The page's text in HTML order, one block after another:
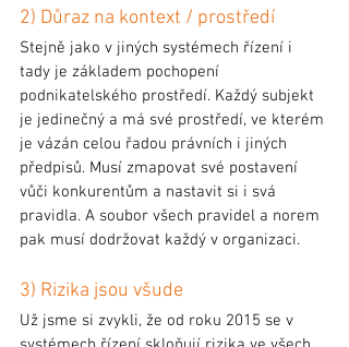
2) Důraz na kontext / prostředí
Stejně jako v jiných systémech řízení i
tady je základem pochopení
podnikatelského prostředí. Každý subjekt
je jedinečný a má své prostředí, ve kterém
je vázán celou řadou právních i jiných
předpisů. Musí zmapovat své postavení
vůči konkurentům a nastavit si i svá
pravidla. A soubor všech pravidel a norem
pak musí dodržovat každý v organizaci.
3) Rizika jsou všude
Už jsme si zvykli, že od roku 2015 se v